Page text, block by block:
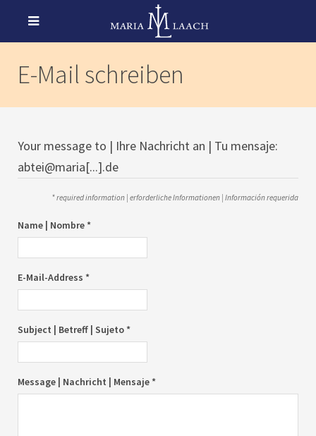
E-Mail schreiben
Your message to | Ihre Nachricht an | Tu mensaje:
abtei@maria[...].de
* required information | erforderliche Informationen | Información requerida
Name | Nombre *
E-Mail-Address *
Subject | Betreff | Sujeto *
Message | Nachricht | Mensaje *